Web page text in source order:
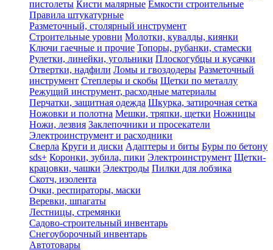
пистолеты Кисти малярные Емкости строительные
Правила штукатурные
Разметочный, столярный инструмент
Строительные уровни Молотки, кувалды, киянки
Ключи гаечные и прочие Топоры, рубанки, стамески
Рулетки, линейки, угольники Плоскогубцы и кусачки
Отвертки, надфили Ломы и гвоздодеры Разметочный
инструмент Степлеры и скобы Щетки по металлу
Режущий инструмент, расходные материалы
Перчатки, защитная одежда Шкурка, затирочная сетка
Ножовки и полотна Мешки, тряпки, щетки Ножницы
Ножи, лезвия Заклепочники и просекатели
Электроинструмент и расходники
Сверла Круги и диски Адаптеры и биты Буры по бетону
sds+ Коронки, зубила, пики Электроинструмент Щетки-
крацовки, чашки Электроды Пилки для лобзика
Скотч, изолента
Очки, респираторы, маски
Веревки, шпагаты
Лестницы, стремянки
Садово-строительный инвентарь
Снегоуборочный инвентарь
Автотовары